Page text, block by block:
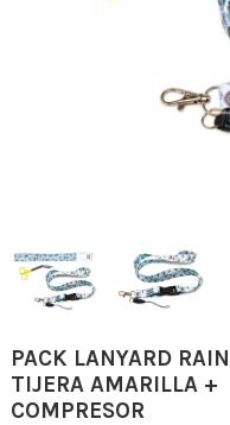
PACK LANYARD
TIJERA AMARILLA +
COMPRESOR